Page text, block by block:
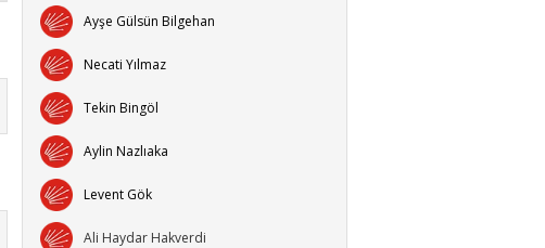
Ayşe Gülsün Bilgehan
Necati Yılmaz
Tekin Bingöl
Aylin Nazlıaka
Levent Gök
Ali Haydar Hakverdi